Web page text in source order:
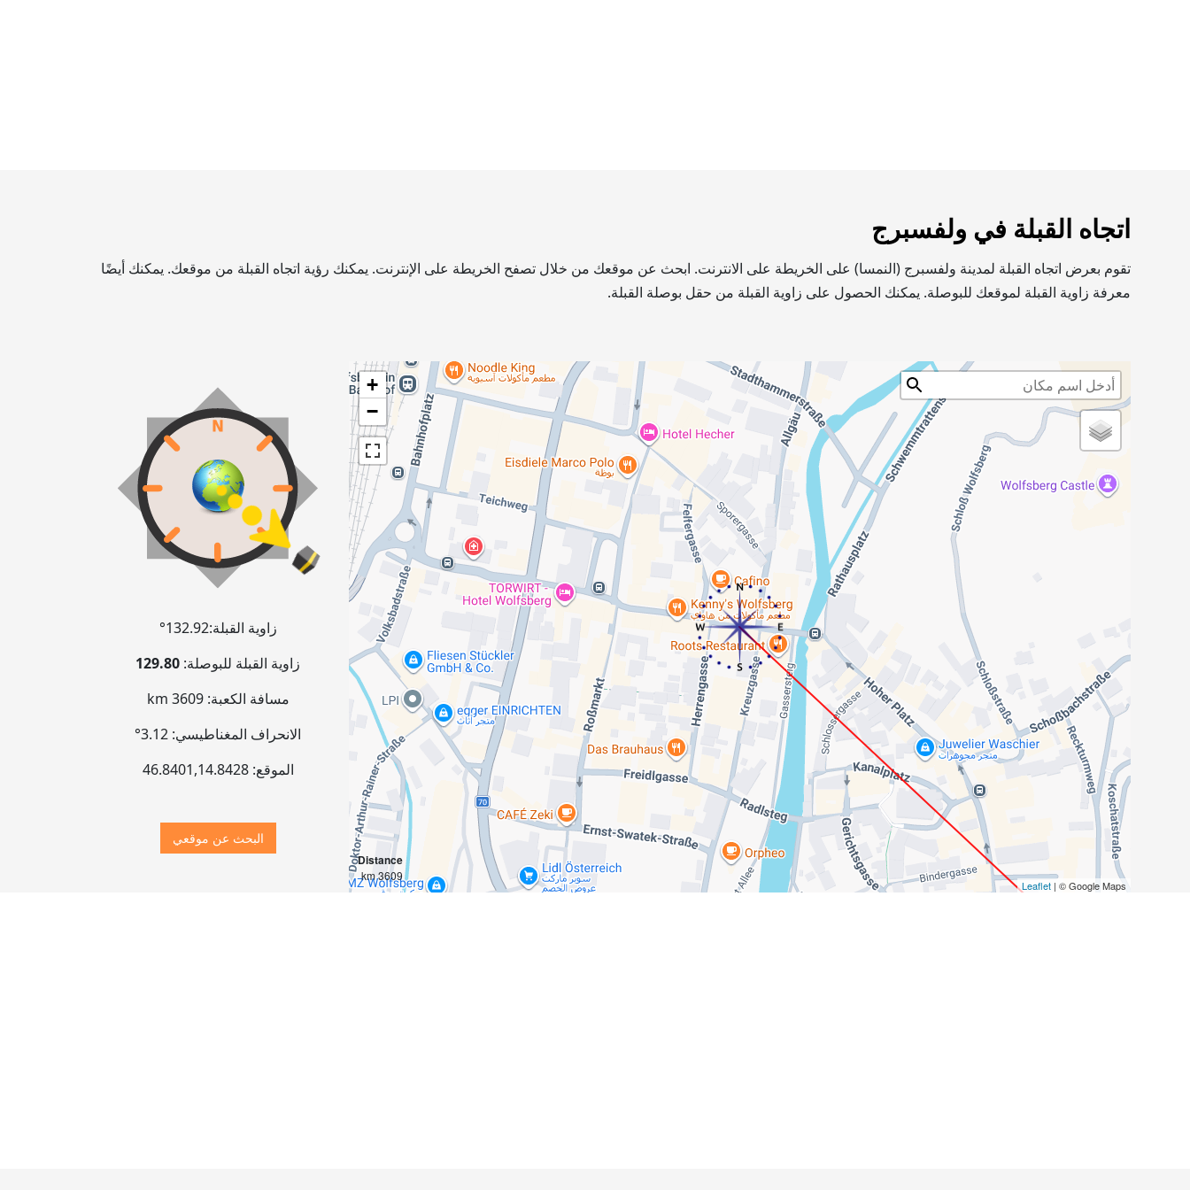
اتجاه القبلة في ولفسبرج
تقوم بعرض اتجاه القبلة لمدينة ولفسبرج (النمسا) على الخريطة على الانترنت. ابحث عن موقعك من خلال تصفح الخريطة على الإنترنت. يمكنك رؤية اتجاه القبلة من موقعك. يمكنك أيضًا
معرفة زاوية القبلة لموقعك للبوصلة. يمكنك الحصول على زاوية القبلة من حقل بوصلة القبلة.
+
−
Distance
3609 km
Leaflet| © Google Maps
زاوية القبلة:132.92°
زاوية القبلة للبوصلة: 129.80
مسافة الكعبة:3609 km
الانحراف المغناطيسي: 3.12°
الموقع:
46.8401,14.8428
البحث عن موقعي